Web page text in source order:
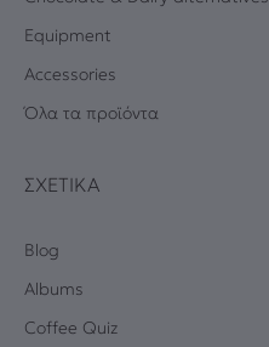
Equipment
Accessories
Όλα τα προϊόντα
ΣΧΕΤΙΚΆ
Blog
Albums
Coffee Quiz